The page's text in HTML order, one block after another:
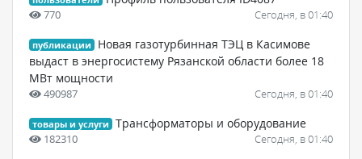
770 Сегодня, в 01:40
публикации
Новая газотурбинная ТЭЦ в Касимове
выдаст в энергосистему Рязанской области более 18
МВт мощности
490987 Сегодня, в 01:40
товары и услуги Трансформаторы и оборудование
182310 Сегодня, в 01:40